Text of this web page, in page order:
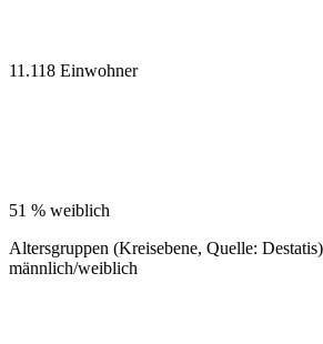
11.118 Einwohner
51 % weiblich
Altersgruppen (Kreisebene, Quelle: Destatis)
männlich/weiblich